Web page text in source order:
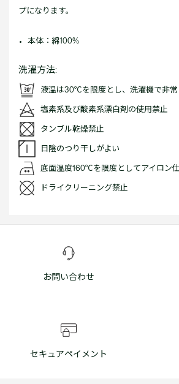
プになります。
本体：綿100%
洗濯方法:
液温は30℃を限度とし、洗濯機で非常
塩素系及び酸素系漂白剤の使用禁止
タンブル乾燥禁止
日陰のつり干しがよい
底面温度160℃を限度としてアイロン
ドライクリーニング禁止
お問い合わせ
セキュアペイメント